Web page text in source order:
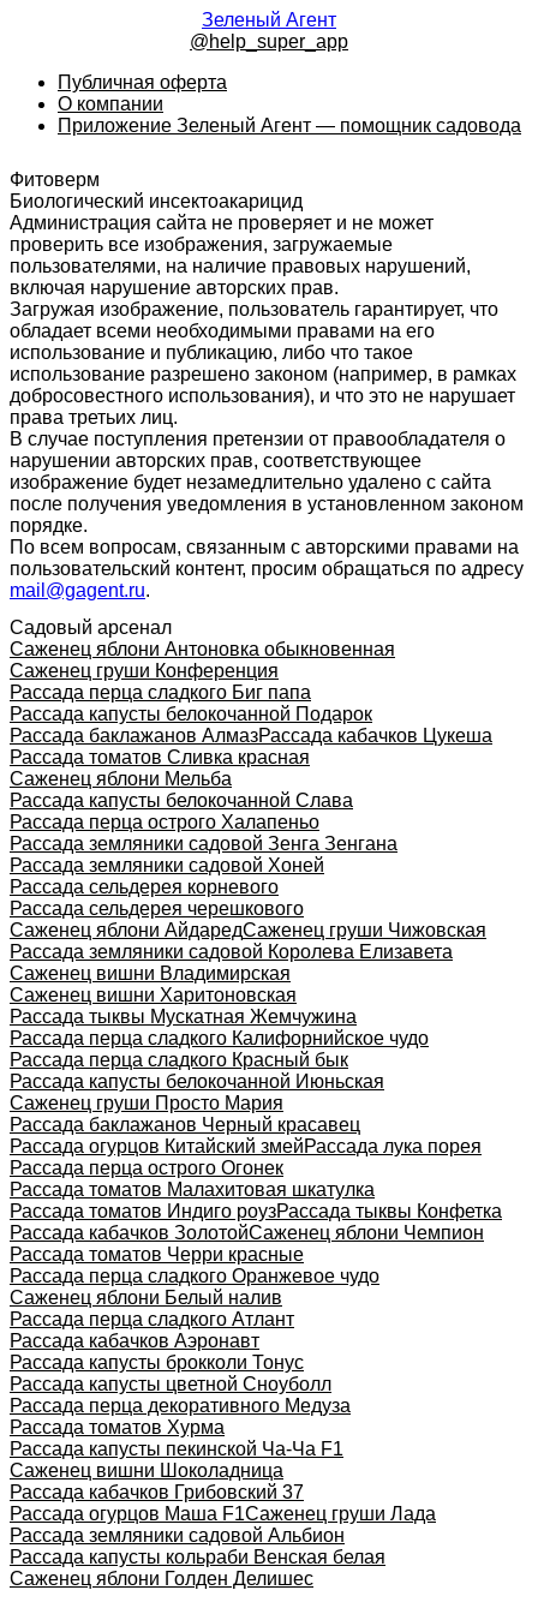
Зеленый Агент
@help_super_app
Публичная оферта
О компании
Приложение Зеленый Агент — помощник садовода
Фитоверм
Биологический инсектоакарицид
Администрация сайта не проверяет и не может
проверить все изображения, загружаемые
пользователями, на наличие правовых нарушений,
включая нарушение авторских прав.
Загружая изображение, пользователь гарантирует, что
обладает всеми необходимыми правами на его
использование и публикацию, либо что такое
использование разрешено законом (например, в рамках
добросовестного использования), и что это не нарушает
права третьих лиц.
В случае поступления претензии от правообладателя о
нарушении авторских прав, соответствующее
изображение будет незамедлительно удалено с сайта
после получения уведомления в установленном законом
порядке.
По всем вопросам, связанным с авторскими правами на
пользовательский контент, просим обращаться по адресу
mail@gagent.ru.
Садовый арсенал
Саженец яблони Антоновка обыкновенная
Саженец груши Конференция
Рассада перца сладкого Биг папа
Рассада капусты белокочанной Подарок
Рассада баклажанов АлмазРассада кабачков Цукеша
Рассада томатов Сливка красная
Саженец яблони Мельба
Рассада капусты белокочанной Слава
Рассада перца острого Халапеньо
Рассада земляники садовой Зенга Зенгана
Рассада земляники садовой Хоней
Рассада сельдерея корневого
Рассада сельдерея черешкового
Саженец яблони АйдаредСаженец груши Чижовская
Рассада земляники садовой Королева Елизавета
Саженец вишни Владимирская
Саженец вишни Харитоновская
Рассада тыквы Мускатная Жемчужина
Рассада перца сладкого Калифорнийское чудо
Рассада перца сладкого Красный бык
Рассада капусты белокочанной Июньская
Саженец груши Просто Мария
Рассада баклажанов Черный красавец
Рассада огурцов Китайский змейРассада лука порея
Рассада перца острого Огонек
Рассада томатов Малахитовая шкатулка
Рассада томатов Индиго роузРассада тыквы Конфетка
Рассада кабачков ЗолотойСаженец яблони Чемпион
Рассада томатов Черри красные
Рассада перца сладкого Оранжевое чудо
Саженец яблони Белый налив
Рассада перца сладкого Атлант
Рассада кабачков Аэронавт
Рассада капусты брокколи Тонус
Рассада капусты цветной Сноуболл
Рассада перца декоративного Медуза
Рассада томатов Хурма
Рассада капусты пекинской Ча-Ча F1
Саженец вишни Шоколадница
Рассада кабачков Грибовский 37
Рассада огурцов Маша F1Саженец груши Лада
Рассада земляники садовой Альбион
Рассада капусты кольраби Венская белая
Саженец яблони Голден Делишес